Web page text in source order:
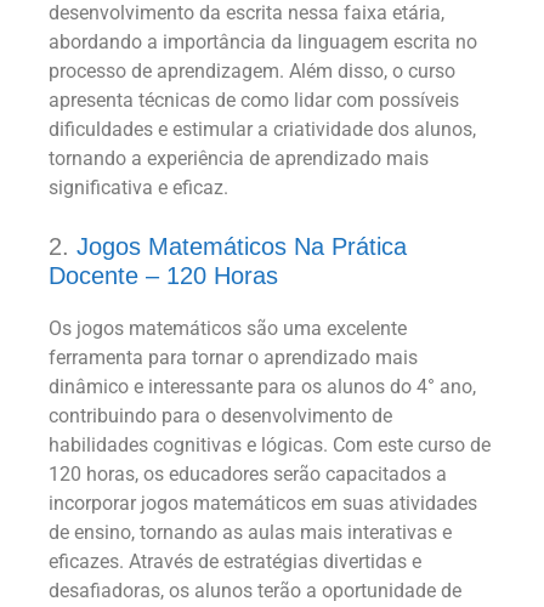
desenvolvimento da escrita nessa faixa etária,
abordando a importância da linguagem escrita no
processo de aprendizagem. Além disso, o curso
apresenta técnicas de como lidar com possíveis
dificuldades e estimular a criatividade dos alunos,
tornando a experiência de aprendizado mais
significativa e eficaz.
2. Jogos Matemáticos Na Prática
Docente – 120 Horas
Os jogos matemáticos são uma excelente
ferramenta para tornar o aprendizado mais
dinâmico e interessante para os alunos do 4° ano,
contribuindo para o desenvolvimento de
habilidades cognitivas e lógicas. Com este curso de
120 horas, os educadores serão capacitados a
incorporar jogos matemáticos em suas atividades
de ensino, tornando as aulas mais interativas e
eficazes. Através de estratégias divertidas e
desafiadoras, os alunos terão a oportunidade de